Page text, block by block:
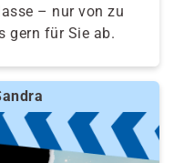
– nur von zu
gern für Sie ab.